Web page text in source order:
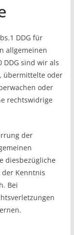
DDG für
allgemeinen
DDG sind wir als
übermittelte oder
oder
rechtswidrige
der
diesbezügliche
Kenntnis
Bei